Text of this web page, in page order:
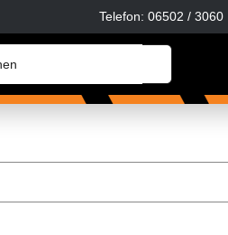
Telefon: 06502 / 3060
Haus & Hof